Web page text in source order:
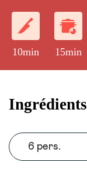
10min 15min
6 pers.